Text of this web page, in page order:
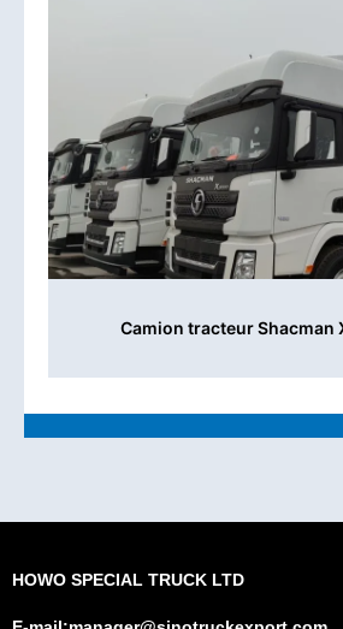
Camion tracteur Shacman
HOWO SPECIAL TRUCK LTD